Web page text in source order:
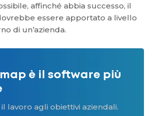
affinché abbia successo, il
essere apportato a livello
di un’azienda.
è il software più
lavoro agli obiettivi aziendali.